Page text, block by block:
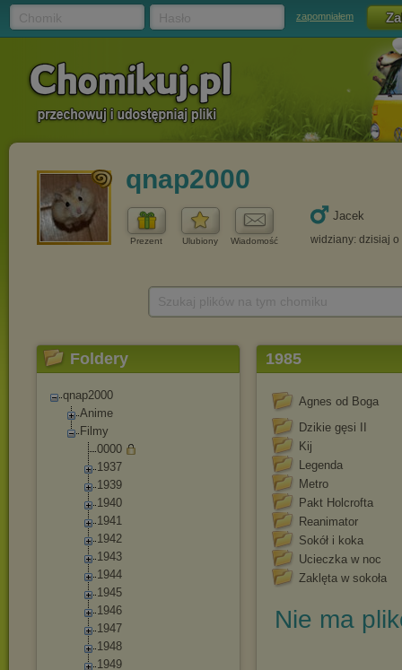
zapomniałem
qnap2000
Prezent Ulubiony Wiadomość
Jacek
widziany: dzisiaj o
Foldery
qnap2000
Anime
Filmy
0000
1937
1939
1940
1941
1942
1943
1944
1945
1946
1947
1948
1949
1985
Agnes od Boga
Dzikie gęsi II
Kij
Legenda
Metro
Pakt Holcrofta
Reanimator
Sokół i koka
Ucieczka w noc
Zaklęta w sokoła
Nie ma